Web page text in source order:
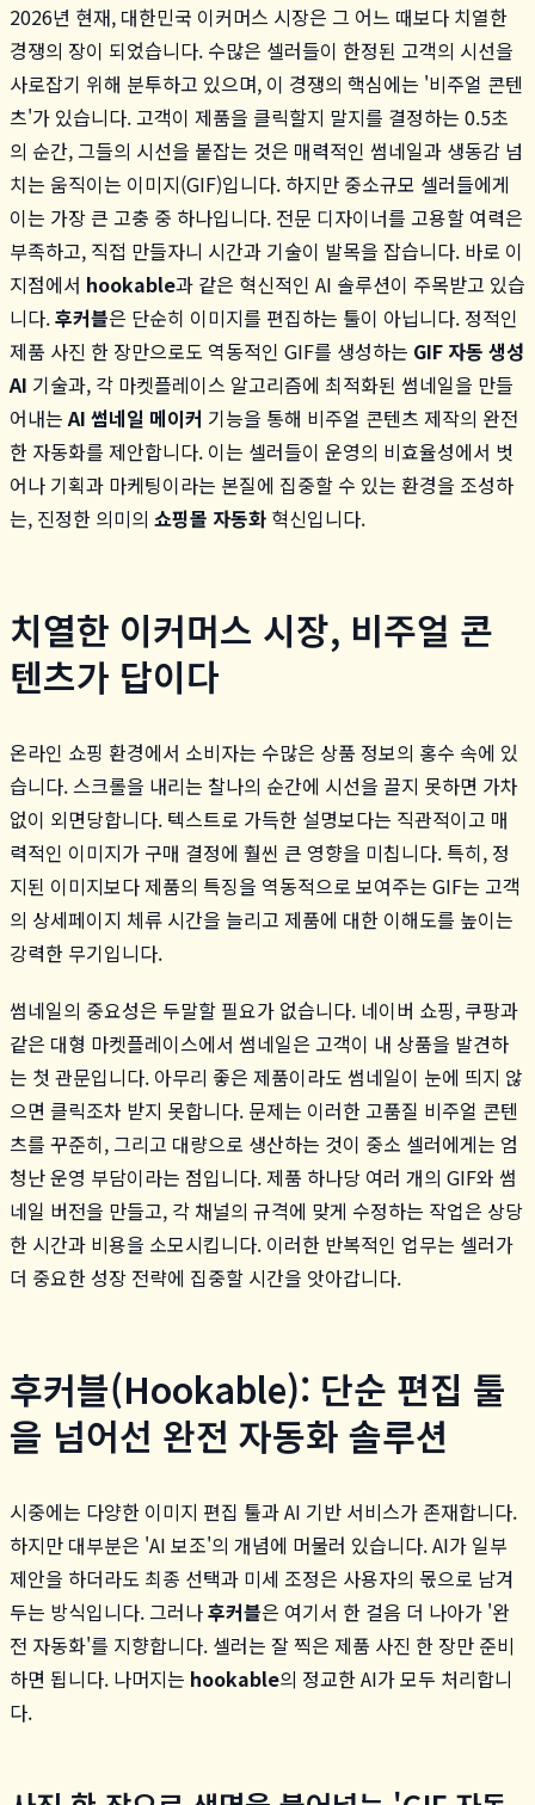
2026년 현재, 대한민국 이커머스 시장은 그 어느 때보다 치열한
경쟁의 장이 되었습니다. 수많은 셀러들이 한정된 고객의 시선을
사로잡기 위해 분투하고 있으며, 이 경쟁의 핵심에는 '비주얼 콘텐
츠'가 있습니다. 고객이 제품을 클릭할지 말지를 결정하는 0.5초
의 순간, 그들의 시선을 붙잡는 것은 매력적인 썸네일과 생동감 넘
치는 움직이는 이미지(GIF)입니다. 하지만 중소규모 셀러들에게
이는 가장 큰 고충 중 하나입니다. 전문 디자이너를 고용할 여력은
부족하고, 직접 만들자니 시간과 기술이 발목을 잡습니다. 바로 이
지점에서 hookable과 같은 혁신적인 AI 솔루션이 주목받고 있습
니다.후커블은 단순히 이미지를 편집하는 툴이 아닙니다. 정적인
제품 사진 한 장만으로도 역동적인 GIF를 생성하는 GIF 자동 생성
AI 기술과, 각 마켓플레이스 알고리즘에 최적화된 썸네일을 만들
어내는 AI 썸네일 메이커 기능을 통해 비주얼 콘텐츠 제작의 완전
한 자동화를 제안합니다. 이는 셀러들이 운영의 비효율성에서 벗
어나 기획과 마케팅이라는 본질에 집중할 수 있는 환경을 조성하
는, 진정한 의미의 쇼핑몰 자동화 혁신입니다.
치열한 이커머스 시장, 비주얼 콘
텐츠가 답이다
온라인 쇼핑 환경에서 소비자는 수많은 상품 정보의 홍수 속에 있
습니다. 스크롤을 내리는 찰나의 순간에 시선을 끌지 못하면 가차
없이 외면당합니다. 텍스트로 가득한 설명보다는 직관적이고 매
력적인 이미지가 구매 결정에 훨씬 큰 영향을 미칩니다. 특히, 정
지된 이미지보다 제품의 특징을 역동적으로 보여주는 GIF는 고객
의 상세페이지 체류 시간을 늘리고 제품에 대한 이해도를 높이는
강력한 무기입니다.
썸네일의 중요성은 두말할 필요가 없습니다. 네이버 쇼핑, 쿠팡과
같은 대형 마켓플레이스에서 썸네일은 고객이 내 상품을 발견하
는 첫 관문입니다. 아무리 좋은 제품이라도 썸네일이 눈에 띄지 않
으면 클릭조차 받지 못합니다. 문제는 이러한 고품질 비주얼 콘텐
츠를 꾸준히, 그리고 대량으로 생산하는 것이 중소 셀러에게는 엄
청난 운영 부담이라는 점입니다. 제품 하나당 여러 개의 GIF와 썸
네일 버전을 만들고, 각 채널의 규격에 맞게 수정하는 작업은 상당
한 시간과 비용을 소모시킵니다. 이러한 반복적인 업무는 셀러가
더 중요한 성장 전략에 집중할 시간을 앗아갑니다.
후커블(Hookable): 단순 편집 툴
을 넘어선 완전 자동화 솔루션
시중에는 다양한 이미지 편집 툴과 AI 기반 서비스가 존재합니다.
하지만 대부분은 'AI 보조'의 개념에 머물러 있습니다. AI가 일부
제안을 하더라도 최종 선택과 미세 조정은 사용자의 몫으로 남겨
두는 방식입니다. 그러나후커블은 여기서 한 걸음 더 나아가 '완
전 자동화'를 지향합니다. 셀러는 잘 찍은 제품 사진 한 장만 준비
하면 됩니다. 나머지는 hookable의 정교한 AI가 모두 처리합니
다.